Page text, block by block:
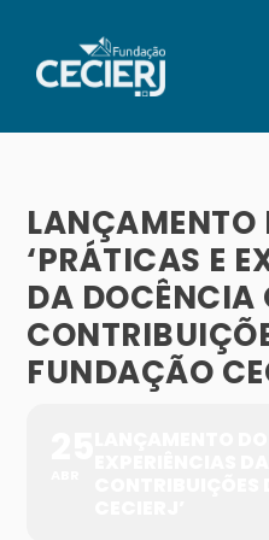
LANÇAMENTO
‘PRÁTICAS E
DA DOCÊNCIA
FUNDAÇÃO